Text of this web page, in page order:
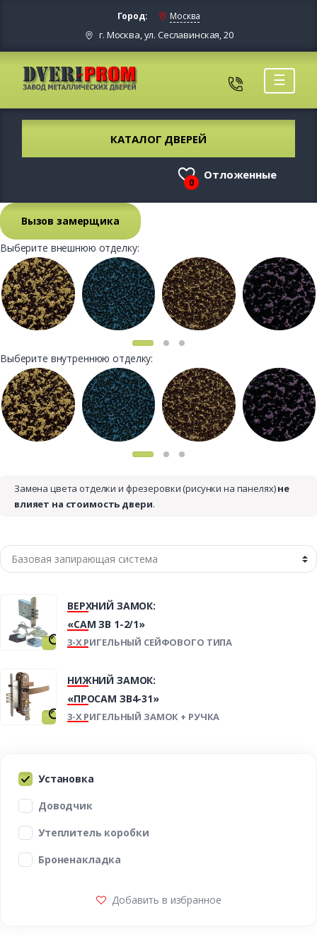
Город: Москва
г. Москва, ул. Сеславинская, 20
☰
КАТАЛОГ ДВЕРЕЙ
0
Отложенные
Вызов замерщика
Выберите внешнюю отделку:
Выберите внутреннюю отделку:
Замена цвета отделки и фрезеровки (рисунки на панелях)не
влияет на стоимость двери.
ВЕРХНИЙ ЗАМОК:
«САМ ЗВ 1-2/1»
3-Х РИГЕЛЬНЫЙ СЕЙФОВОГО ТИПА
НИЖНИЙ ЗАМОК:
«ПРОСАМ ЗВ4-31»
3-Х РИГЕЛЬНЫЙ ЗАМОК + РУЧКА
Установка
Доводчик
Утеплитель коробки
Броненакладка
Добавить в избранное